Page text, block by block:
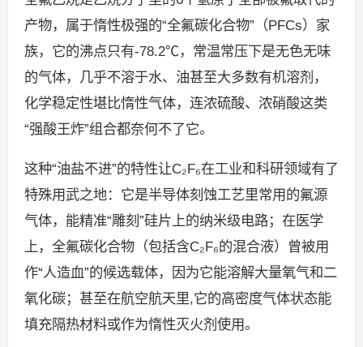
产物，属于惰性极强的“全氟碳化合物”（PFCs）家
族，它的沸点只有-78.2℃，常温常压下是无色无味
的气体，几乎不溶于水、油甚至大多数有机溶剂，
化学稳定性堪比惰性气体，连浓硫酸、浓硝酸这类
“强酸王炸”组合都奈何不了它。
这种“油盐不进”的特性让C₂F₆在工业和科研领域有了
特殊用武之地：它是半导体刻蚀工艺里常用的氟源
气体，能精准“雕刻”硅片上的纳米级电路；在医学
上，全氟碳化合物（包括含C₂F₆的混合液）曾被用
作“人造血”的候选载体，因为它能溶解大量氧气和二
氧化碳；甚至在航空航天里,它的高密度气体状态能
填充隔热材料或作为惰性灭火剂使用。